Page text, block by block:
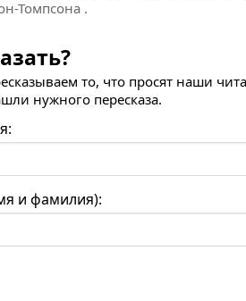
Томпсона .
то, что просят наши
нужного пересказа.
и фамилия):